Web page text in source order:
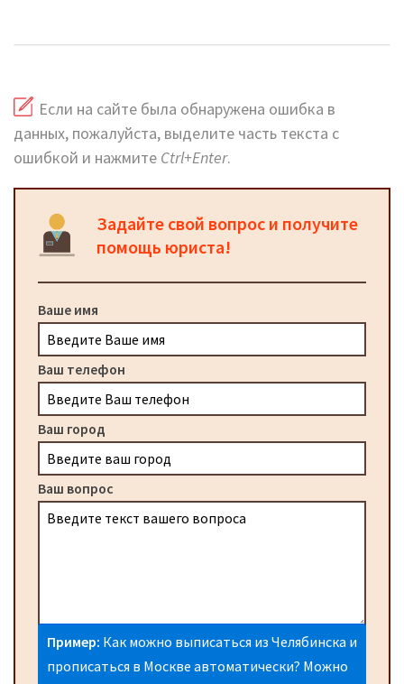
Если на сайте была обнаружена ошибка в
данных, пожалуйста, выделите часть текста с
ошибкой и нажмите Ctrl+Enter.
Задайте свой вопрос и получите
помощь юриста!
Ваше имя
Ваш телефон
Ваш город
Ваш вопрос
Пример: Как можно выписаться из Челябинска и
прописаться в Москве автоматически? Можно